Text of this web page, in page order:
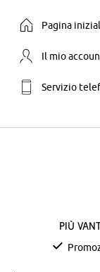
Pagina
Il mio
Servizio
Più